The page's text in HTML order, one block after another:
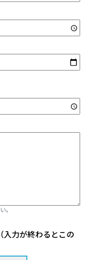
。
入力が終わるとこの